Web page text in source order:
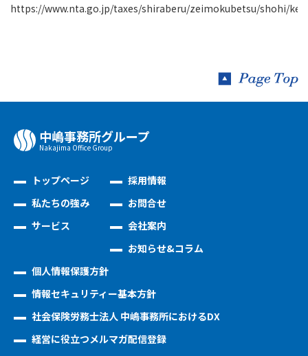
https://www.nta.go.jp/taxes/shiraberu/zeimokubetsu/shohi/
中嶋事務所グループ
Nakajima Oﬃce Group
トップページ
私たちの強み
サービス
採用情報
お問合せ
会社案内
お知らせ&コラム
個人情報保護方針
情報セキュリティー基本方針
社会保険労務士法人 中嶋事務所におけるDX
経営に役立つメルマガ配信登録